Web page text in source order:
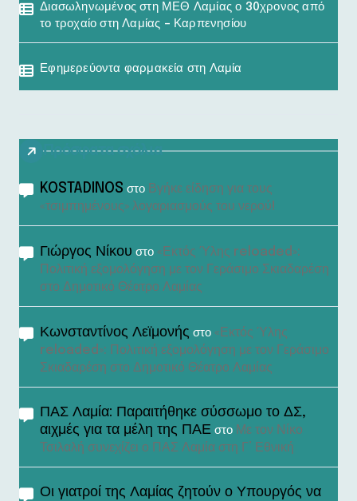
Διασωληνωμένος στη ΜΕΘ Λαμίας ο 30χρονος από
το τροχαίο στη Λαμίας – Καρπενησίου
Εφημερεύοντα φαρμακεία στη Λαμία
Πρόσφατα σχόλια
KOSTADINOS στο Βγήκε είδηση για τους
«τσιμπημένους» λογαριασμούς του νερού!
Γιώργος Νίκου στο «Εκτός Ύλης reloaded»:
Πολιτική εξομολόγηση με τον Γεράσιμο Σκιαδαρέση
στο Δημοτικό Θέατρο Λαμίας
Κωνσταντίνος Λεϊμονής στο «Εκτός Ύλης
reloaded»: Πολιτική εξομολόγηση με τον Γεράσιμο
Σκιαδαρέση στο Δημοτικό Θέατρο Λαμίας
ΠΑΣ Λαμία: Παραιτήθηκε σύσσωμο το ΔΣ,
αιχμές για τα μέλη της ΠΑΕ στο Με τον Νίκο
Τσιλαλή συνεχίζει ο ΠΑΣ Λαμία στη Γ’ Εθνική
Οι γιατροί της Λαμίας ζητούν ο Υπουργός να